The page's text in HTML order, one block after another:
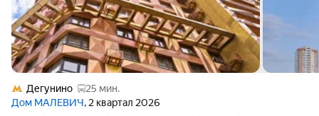
Дегунино
25 мин.
Дом МАЛЕВИЧ, 2 квартал 2026